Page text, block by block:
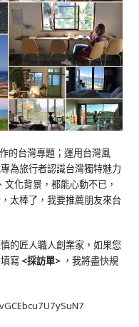
的台灣專題；運用台灣風
為旅行者認識台灣獨特魅力
文化背景，都能心動不已，
太棒了，我要推薦朋友來台
的匠人職人創業家，如果您
寫 <採訪單> ，我將盡快規